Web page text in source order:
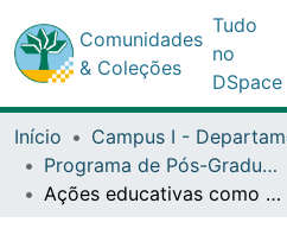
Comunidades
& Coleções
Tudo
no
DSpace
Início
Programa de Pós-Graduação Stricto Sensu (Mestrado Profissional) em Gestão e Tecnologia Aplicadas à Educação (GESTEC)
Ações educativas como possível caminho para a melhoria da formação/capacitação do cuidador Informal de pessoas idosas dependentes